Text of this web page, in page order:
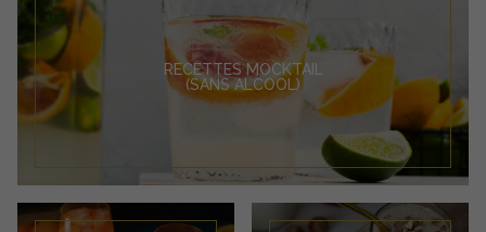
RECETTES MOCKTAIL
(SANS ALCOOL)